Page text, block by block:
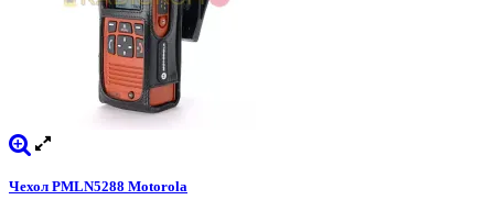
Чехол PMLN5288 Motorola